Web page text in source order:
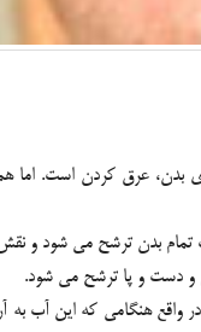
بدن، عرق کردن است.
بدن ترشح مي شود و نقش
و دست و پا ترشح مي شود.
هنگامي که اين آب